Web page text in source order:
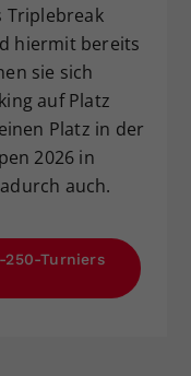
Triplebreak
hiermit bereits
sie sich
auf Platz
Platz in der
2026 in
auch.
250-Turniers